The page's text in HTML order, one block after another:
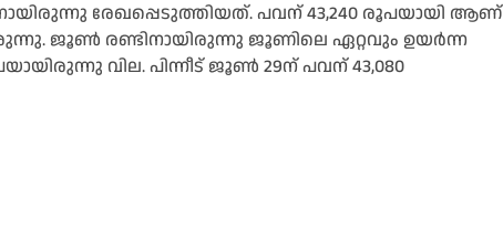
രേഖപ്പെടുത്തിയത്. പവന് 43,240 രൂപയായി ആണ്
ജൂൺ രണ്ടിനായിരുന്നു ജൂണിലെ ഏറ്റവും ഉയർന്ന
വില. പിന്നീട് ജൂൺ 29ന് പവന് 43,080